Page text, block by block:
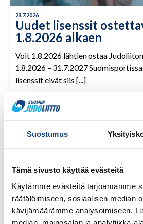
Suostumus
Tämä sivusto käyttää evästeitä
Käytämme evästeitä tarjoamamme
räätälöimiseen, sosiaalisen median
kävijämäärämme analysoimiseen.
28.7.2026
Uudet lisenssit
1.8.2026 alkaen
Voit 1.8.2026 lähtien ostaa
1.8.2026 – 31.7.2027
lisenssit eivät siis [...]
LUE